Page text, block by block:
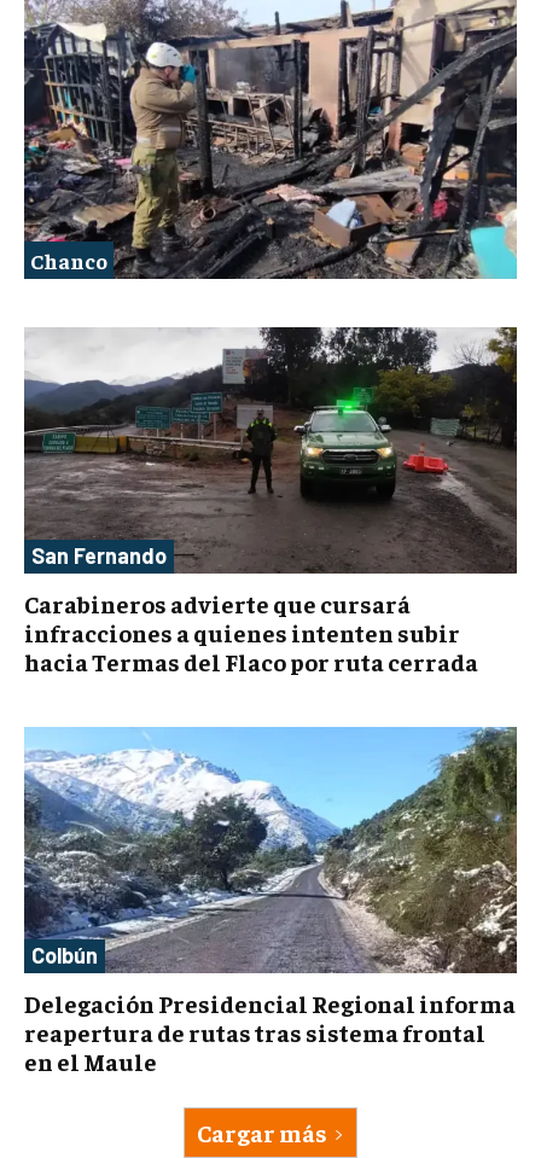
Chanco
San Fernando
Carabineros advierte que cursará
infracciones a quienes intenten subir
hacia Termas del Flaco por ruta cerrada
Colbún
Delegación Presidencial Regional informa
reapertura de rutas tras sistema frontal
en el Maule
Cargar más